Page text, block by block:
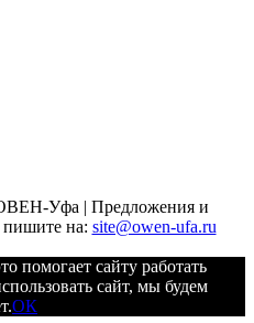
Уфа | Предложения и
пишите на: site@owen-ufa.ru
помогает сайту работать
сайт, мы будем
ОК